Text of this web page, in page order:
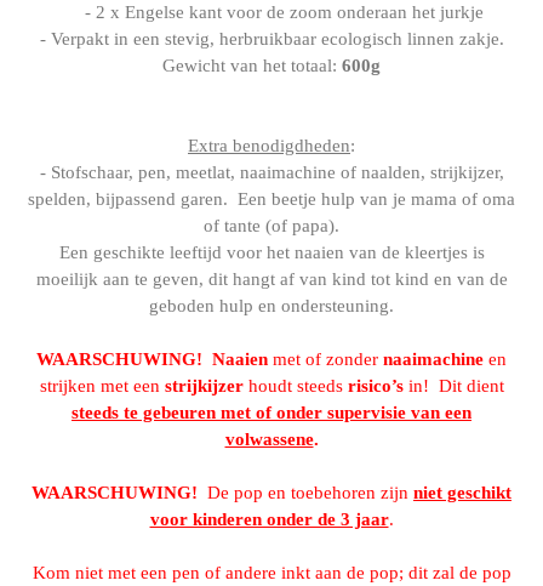
- 2 x Engelse kant voor de zoom onderaan het jurkje
- Verpakt in een stevig, herbruikbaar ecologisch linnen zakje.
Gewicht van het totaal: 600g
Extra benodigdheden:
- Stofschaar, pen, meetlat, naaimachine of naalden, strijkijzer,
spelden, bijpassend garen. Een beetje hulp van je mama of oma
of tante (of papa).
Een geschikte leeftijd voor het naaien van de kleertjes is
moeilijk aan te geven, dit hangt af van kind tot kind en van de
geboden hulp en ondersteuning.
WAARSCHUWING! Naaien met of zonder naaimachine en
strijken met een strijkijzerhoudt steeds risico’sin! Dit dient
steeds te gebeuren met of onder supervisie van een
volwassene.
WAARSCHUWING! De pop en toebehoren zijn niet geschikt
voor kinderen onder de 3 jaar.
Kom niet met een pen of andere inkt aan de pop; dit zal de pop